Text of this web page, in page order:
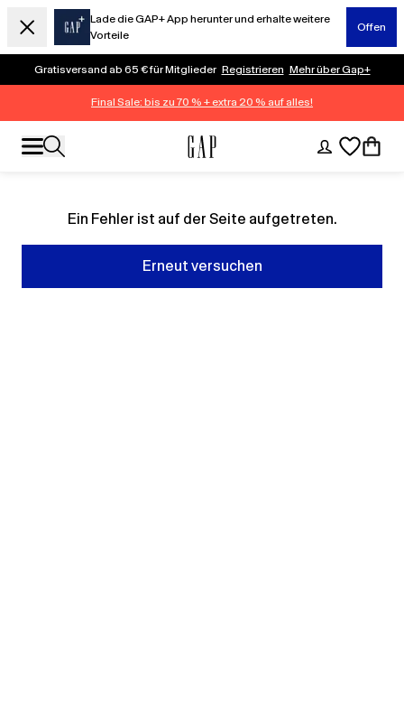
Lade die GAP+ App herunter und erhalte weitere
Vorteile
Offen
Gratisversand ab 65 € für Mitglieder Registrieren Mehr über Gap+
Final Sale: bis zu 70 % + extra 20 % auf alles!
Ein Fehler ist auf der Seite aufgetreten.
Erneut versuchen